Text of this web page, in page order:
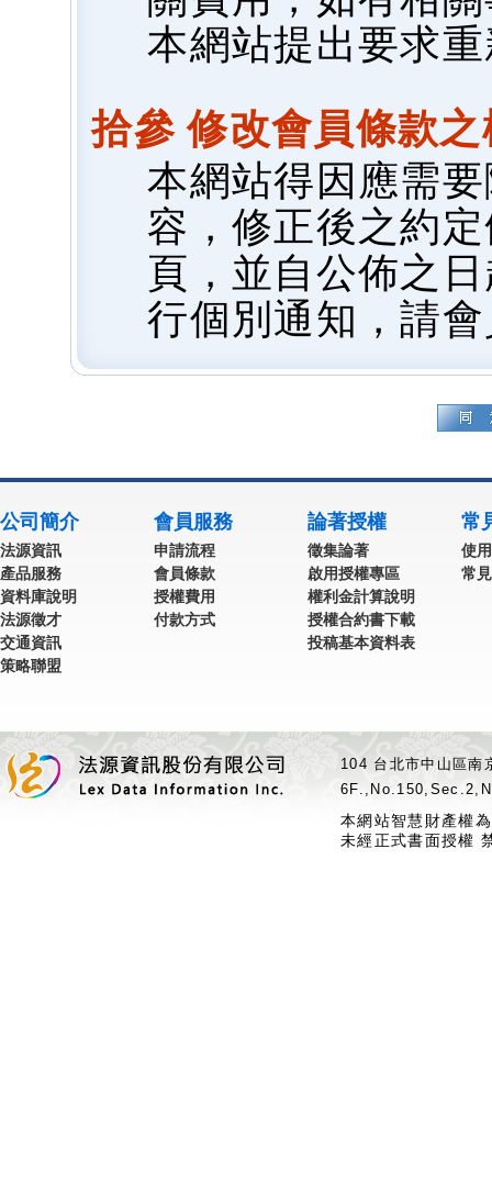
本網站提出要求
拾參 修改會員條款
本網站得因應需
容，修正後之約
頁，並自公佈之
行個別通知，請
公司簡介
法源資訊
產品服務
資料庫說明
法源徵才
交通資訊
策略聯盟
會員服務
申請流程
會員條款
授權費用
付款方式
論著授權
徵集論著
啟用授權專區
權利金計算說明
授權合約書下載
投稿基本資料表
常
使
常
104 台北市中山區
本網站智慧財產權
未經正式書面授權